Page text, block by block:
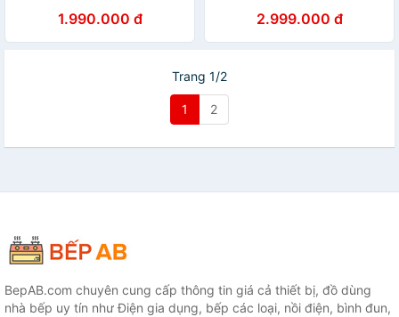
1.990.000 đ 2.999.000 đ
Trang 1/2
1 2
BepAB.com chuyên cung cấp thông tin giá cả thiết bị, đồ dùng
nhà bếp uy tín như Điện gia dụng, bếp các loại, nồi điện, bình đun,